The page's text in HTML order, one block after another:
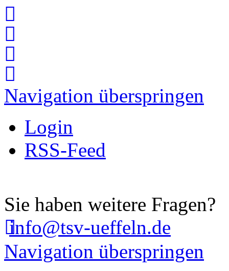
Navigation überspringen
Login
RSS-Feed
Sie haben weitere Fragen?
info@tsv-ueffeln.de
Navigation überspringen